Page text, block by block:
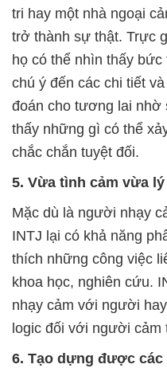
tri hay một nhà ngoại
trở thành sự thật. Trực
họ có thể nhìn thấy
chú ý đến các chi tiết
đoán cho tương lai nhờ
thấy những gì có thể
chắc chắn tuyệt đối.
5. Vừa tình cảm vừa
Mặc dù là người nhạy
INTJ lại có khả năng
thích những công việc
khoa học, nghiên cứu.
nhạy cảm với người
logic đối với người cảm
6. Tạo dựng được các